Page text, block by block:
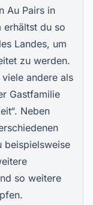
Au Pairs in
erhältst du so
Landes, um
zu werden.
andere als
Gastfamilie
Neben
beispielsweise
so weitere